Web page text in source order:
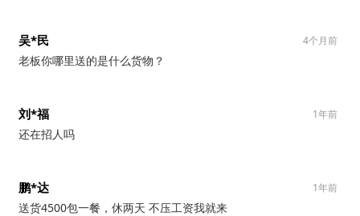
吴*民
老板你哪里送的是什么货物？
4个月前
刘*福
还在招人吗
1年前
鹏*达
送货4500包一餐，休两天 不压工资我就来
1年前